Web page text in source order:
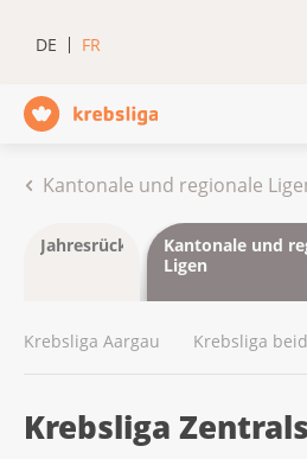
DE FR
Kantonale und regionale
JahresrückblickKantonale und
Ligen
Krebsliga Aargau Krebsliga
Krebsliga